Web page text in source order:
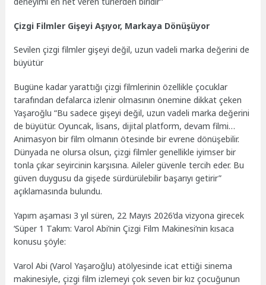
Çizgi Filmler Gişeyi Aşıyor, Markaya Dönüşüyor
Sevilen çizgi filmler gişeyi değil, uzun vadeli marka değerini de
büyütür
Bugüne kadar yarattığı çizgi filmlerinin özellikle çocuklar
tarafından defalarca izlenir olmasının önemine dikkat çeken
Yaşaroğlu “Bu sadece gişeyi değil, uzun vadeli marka değerini
de büyütür. Oyuncak, lisans, dijital platform, devam filmi…
Animasyon bir film olmanın ötesinde bir evrene dönüşebilir.
Dünyada ne olursa olsun, çizgi filmler genellikle iyimser bir
tonla çıkar seyircinin karşısına. Aileler güvenle tercih eder. Bu
güven duygusu da gişede sürdürülebilir başarıyı getirir”
açıklamasında bulundu.
Yapım aşaması 3 yıl süren, 22 Mayıs 2026’da vizyona girecek
‘Süper 1 Takım: Varol Abi’nin Çizgi Film Makinesi’nin kısaca
konusu şöyle:
Varol Abi (Varol Yaşaroğlu) atölyesinde icat ettiği sinema
makinesiyle, çizgi film izlemeyi çok seven bir kız çocuğunun